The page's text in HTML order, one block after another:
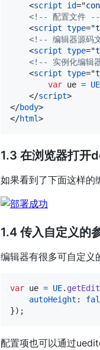
<script id="
<!-- 配置文件
<script type="
<!-- 编辑器源码
<script type="
<!-- 实例化编辑
<script type="
var ue = UE
</script>
</body>
</html>
1.3 在浏览器打开
如果看到了下面这样的
1.4 传入自定义的
编辑器有很多可自定义
var ue = UE.
autoHeight :
}) ;
配置项也可以通过